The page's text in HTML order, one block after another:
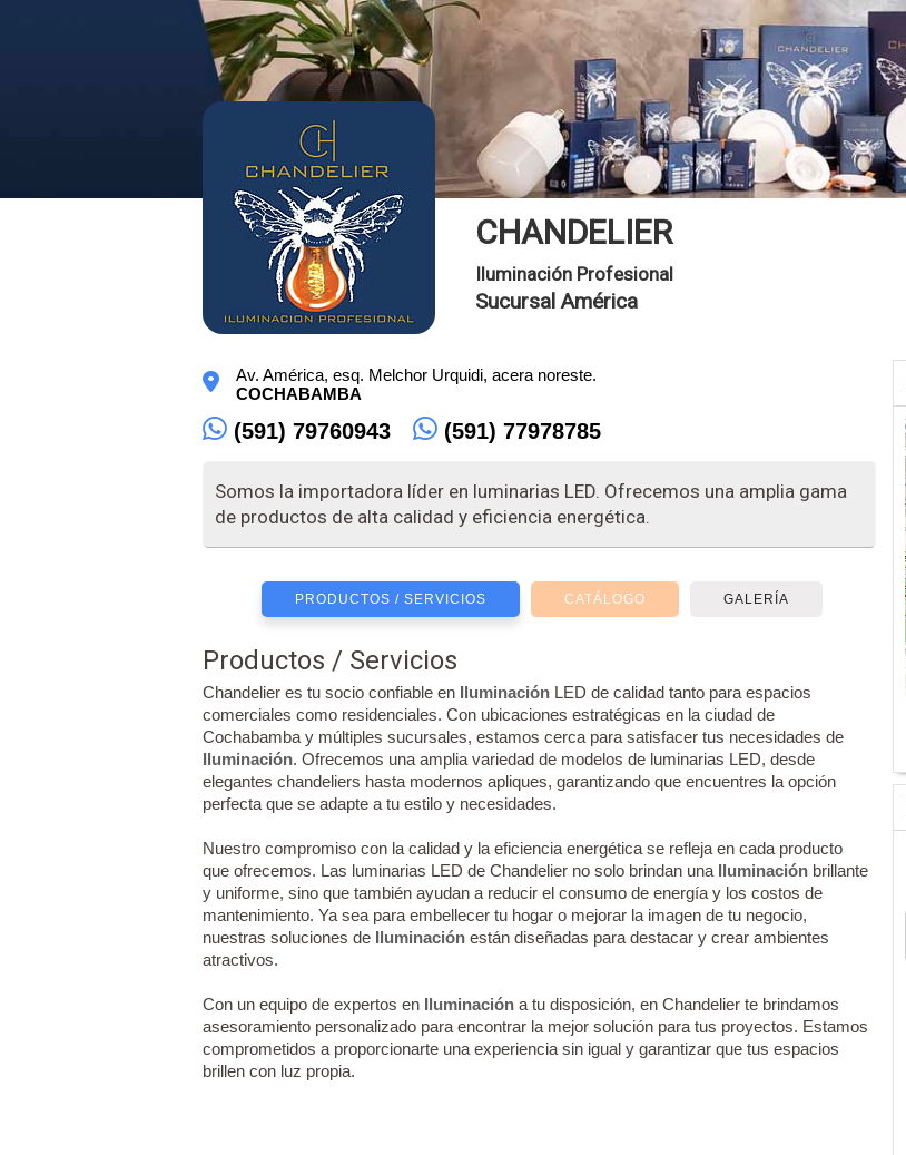
CHANDELIER
Iluminación Profesional
Sucursal América
Av. América, esq. Melchor Urquidi, acera noreste.
COCHABAMBA
(591) 79760943 (591) 77978785
Somos la importadora líder en luminarias LED. Ofrecemos una amplia gama
de productos de alta calidad y eficiencia energética.
PRODUCTOS / SERVICIOS CATÁLOGO GALERÍA
Productos / Servicios
Chandelier es tu socio confiable en Iluminación LED de calidad tanto para espacios
comerciales como residenciales. Con ubicaciones estratégicas en la ciudad de
Cochabamba y múltiples sucursales, estamos cerca para satisfacer tus necesidades de
Iluminación. Ofrecemos una amplia variedad de modelos de luminarias LED, desde
elegantes chandeliers hasta modernos apliques, garantizando que encuentres la opción
perfecta que se adapte a tu estilo y necesidades.
Nuestro compromiso con la calidad y la eficiencia energética se refleja en cada producto
que ofrecemos. Las luminarias LED de Chandelier no solo brindan una Iluminación brillante
y uniforme, sino que también ayudan a reducir el consumo de energía y los costos de
mantenimiento. Ya sea para embellecer tu hogar o mejorar la imagen de tu negocio,
nuestras soluciones de Iluminación están diseñadas para destacar y crear ambientes
atractivos.
Con un equipo de expertos en Iluminación a tu disposición, en Chandelier te brindamos
asesoramiento personalizado para encontrar la mejor solución para tus proyectos. Estamos
comprometidos a proporcionarte una experiencia sin igual y garantizar que tus espacios
brillen con luz propia.